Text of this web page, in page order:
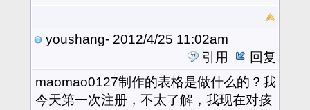
youshang- 2012/4/25 11:02am
引用
回复
maomao0127制作的表格是做什么的？我
今天第一次注册，不太了解，我现在对孩